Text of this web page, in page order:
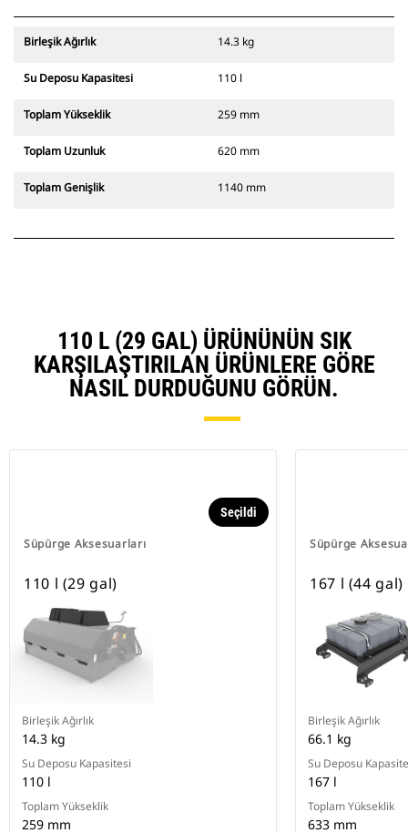
Birleşik Ağırlık 14.3 kg
Su Deposu Kapasitesi 110 l
Toplam Yükseklik 259 mm
Toplam Uzunluk 620 mm
Toplam Genişlik 1140 mm
110 L (29 GAL) ÜRÜNÜNÜN SIK
KARŞILAŞTIRILAN ÜRÜNLERE GÖRE
NASIL DURDUĞUNU GÖRÜN.
Süpürge Aksesuarları
Seçildi
110 l (29 gal)
Birleşik Ağırlık
14.3 kg
Su Deposu Kapasitesi
110 l
Toplam Yükseklik
259 mm
Süpürge
167 l (44 gal)
Birleşik Ağırlık
66.1 kg
Su Deposu
167 l
Toplam Yükseklik
633 mm